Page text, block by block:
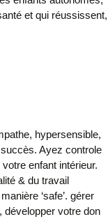
et qui réussissent,
hypersensible,
Ayez controle
enfant intérieur.
& du travail
‘safe’. gérer
développer votre don